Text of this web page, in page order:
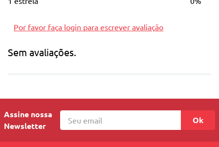
Dados Técnicos
Por favor faça login para escrever avaliação
Sem avaliações.
Assine nossa
Newsletter
Ok